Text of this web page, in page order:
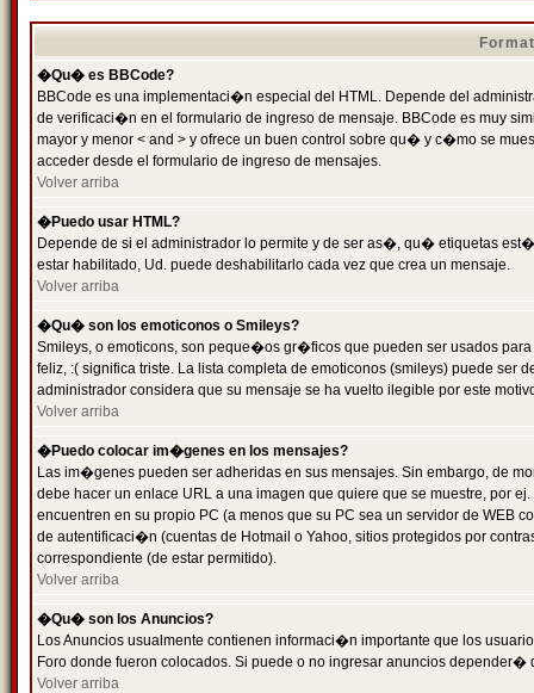
�Qu� es BBCode?
BBCode es una implementaci�n especial del HTML. Depende del
de verificaci�n en el formulario de ingreso de mensaje. BBCode es muy
mayor y menor < and > y ofrece un buen control sobre qu� y c�mo se
acceder desde el formulario de ingreso de mensajes.
Volver arriba
�Puedo usar HTML?
Depende de si el administrador lo permite y de ser as�, qu� etiquetas
estar habilitado, Ud. puede deshabilitarlo cada vez que crea un mensaje.
Volver arriba
�Qu� son los emoticonos o Smileys?
Smileys, o emoticons, son peque�os gr�ficos que pueden ser usados
feliz, :( significa triste. La lista completa de emoticonos (smileys) puede
administrador considera que su mensaje se ha vuelto ilegible por este
Volver arriba
�Puedo colocar im�genes en los mensajes?
Las im�genes pueden ser adheridas en sus mensajes. Sin embargo, de
debe hacer un enlace URL a una imagen que quiere que se muestre, por
encuentren en su propio PC (a menos que su PC sea un servidor de
de autentificaci�n (cuentas de Hotmail o Yahoo, sitios protegidos por
correspondiente (de estar permitido).
Volver arriba
�Qu� son los Anuncios?
Los Anuncios usualmente contienen informaci�n importante que los
Foro donde fueron colocados. Si puede o no ingresar anuncios
Volver arriba